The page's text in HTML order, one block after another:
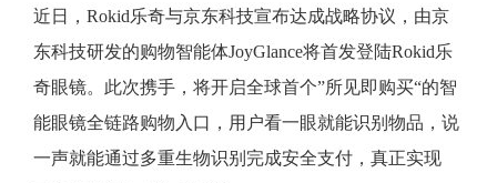
近日，Rokid乐奇与京东科技宣布达成战略协议，由京
东科技研发的购物智能体JoyGlance将首发登陆Rokid乐
奇眼镜。此次携手，将开启全球首个”所见即购买“的智
能眼镜全链路购物入口，用户看一眼就能识别物品，说
一声就能通过多重生物识别完成安全支付，真正实现